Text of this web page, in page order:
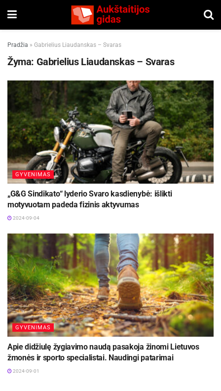
Pradžia » Gabrielius Liaudanskas – Svaras
Žyma: Gabrielius Liaudanskas – Svaras
GYVENIMAS
„G&G Sindikato“ lyderio Svaro kasdienybė: išlikti
motyvuotam padeda fizinis aktyvumas
2024-09-04
GYVENIMAS
Apie didžiulę žygiavimo naudą pasakoja žinomi Lietuvos
žmonės ir sporto specialistai. Naudingi patarimai
2024-09-01